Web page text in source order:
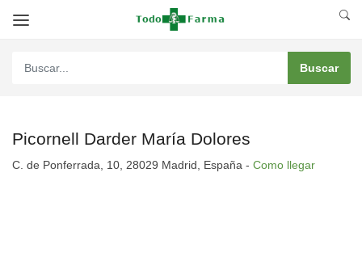
Picornell Darder María Dolores
C. de Ponferrada, 10, 28029 Madrid, España - Como llegar